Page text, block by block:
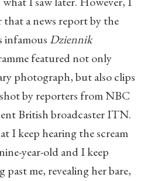
that a news report by the
infamous Dziennik
featured not only
photograph, but also clips
by reporters from NBC
British broadcaster ITN.
I keep hearing the scream
year-old and I keep
past me, revealing her bare,